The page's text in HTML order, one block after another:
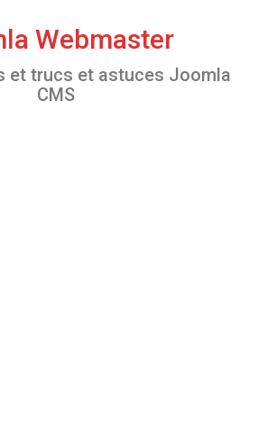
Webmaster
et trucs et astuces Joomla
CMS